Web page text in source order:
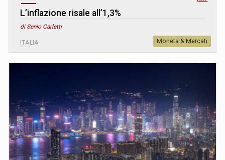
L’inflazione risale all’1,3%
di Senio Carletti
ITALIA Moneta & Mercati